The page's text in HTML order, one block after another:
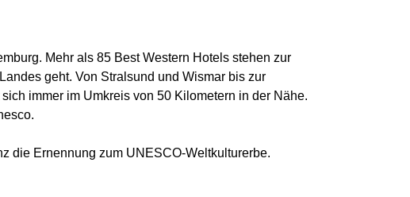
Mehr als 85 Best Western Hotels stehen zur
geht. Von Stralsund und Wismar bis zur
immer im Umkreis von 50 Kilometern in der Nähe.
die Ernennung zum UNESCO-Weltkulturerbe.